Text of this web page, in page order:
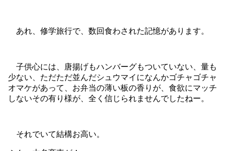
あれ、修学旅行で、数回食わされた記憶があります。
子供心には、唐揚げもハンバーグもついていない、量も
少ない、ただただ並んだシュウマイになんかゴチャゴチャ
オマケがあって、お弁当の薄い板の香りが、食欲にマッチ
しないその有り様が、全く信じられませんでしたねー。
それでいて結構お高い。